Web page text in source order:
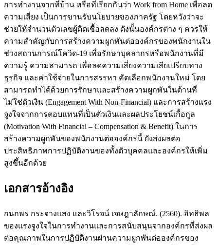
การทำงานจากที่บ้าน หรือที่เรียกกันว่า Work from Home เพื่อลด
ความเสี่ยง เป็นการขานรับนโยบายของภาครัฐ โดยหวังว่าจะ
ช่วยให้จำนวนตัวเลขผู้ติดเชื้อลดลง ดังนั้นองค์กรต่าง ๆ ควรให้
ความสำคัญกับการสร้างความผูกพันต่อองค์กรของพนักงานใน
ช่วงสถานการณ์โควิด-19 เพื่อรักษาบุคลากรหรือพนักงานที่มี
ความรู้ ความสามารถ เพื่อลดความเสี่ยงความเสียเปรียบทาง
ธุรกิจ และค่าใช้จ่ายในการสรรหา คัดเลือกพนักงานใหม่ โดย
สามารถทำได้ด้วยการรักษาและสร้างความผูกพันในด้านที่
ไม่ใช่ตัวเงิน (Engagement With Non-Financial) และการสร้างแรง
จูงใจจากการตอบแทนที่เป็นตัวเงินและผลประโยชน์เกื้อกูล
(Motivation With Financial – Compensation & Benefit) ในการ
สร้างความผูกพันของพนักงานต่อองค์กรนี้ ยังส่งผลต่อ
ประสิทธิภาพการปฏิบัติงานของทั้งตัวบุคคลและองค์กรให้เพิ่ม
สูงขึ้นอีกด้วย
เอกสารอ้างอิง
กนกพร กระจางแสง และวิโรจน์ เจษฎาลักษณ์. (2560). อิทธิพล
ของแรงจูงใจในการทำงานและการสนับสนุนจากองค์กรที่ส่งผล
ต่อคุณภาพในการปฏิบัติงานผ่านความผูกพันต่อองค์กรของ